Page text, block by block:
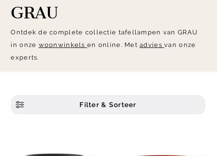
GRAU
Ontdek de complete collectie tafellampen van GRAU
in onze woonwinkelsen online. Metadviesvan onze
experts.
Filter & Sorteer